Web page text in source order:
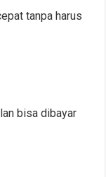
tanpa harus
bisa dibayar